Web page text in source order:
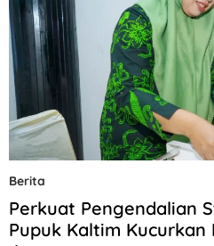
Berita
Perkuat Pengendalian
Pupuk Kaltim Kucurkan